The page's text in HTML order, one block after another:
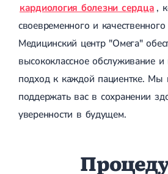
кардиология болезни сердца ,
своевременного и
Медицинский центр "Омега"
высококлассное обслуживание
подход к каждой пациентке. Мы
поддержать вас в сохранении
уверенности в будущем.